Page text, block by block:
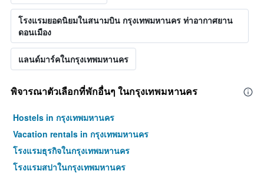
โรงแรมยอดนิยมในสนามบิน กรุงเทพมหานคร ท่าอากาศยาน
ดอนเมือง
แลนด์มาร์คในกรุงเทพมหานคร
พิจารณาตัวเลือกที่พักอื่นๆ ในกรุงเทพมหานคร
Hostels in กรุงเทพมหานคร
Vacation rentals in กรุงเทพมหานคร
โรงแรมธุรกิจในกรุงเทพมหานคร
โรงแรมสปาในกรุงเทพมหานคร